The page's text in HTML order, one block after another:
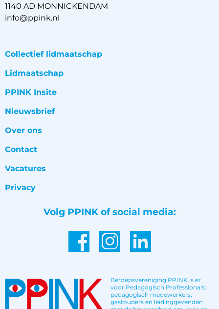
1140 AD MONNICKENDAM
info@ppink.nl
Collectief lidmaatschap
Lidmaatschap
PPINK Insite
Nieuwsbrief
Over ons
Contact
Vacatures
Privacy
Volg PPINK of social media:
Beroepsvereniging PPINK is er
voor Pedagogisch Professionals:
pedagogisch medewerkers,
gastouders en leidinggevenden